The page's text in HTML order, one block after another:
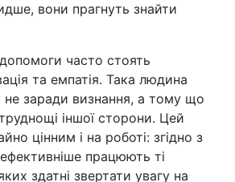
вони прагнуть знайти
часто стоять
та емпатія. Така людина
не заради визнання, а тому що
іншої сторони. Цей
цінним і на роботі: згідно з
працюють ті
здатні звертати увагу на